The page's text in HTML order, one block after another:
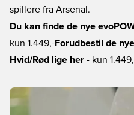
spillere fra Arsenal.
Du kan finde de nye
kun 1.449,-Forudbestil de
Hvid/Rød lige her - kun